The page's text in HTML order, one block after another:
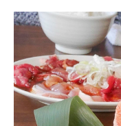
牛肉的油花均勻，不
肥美~~